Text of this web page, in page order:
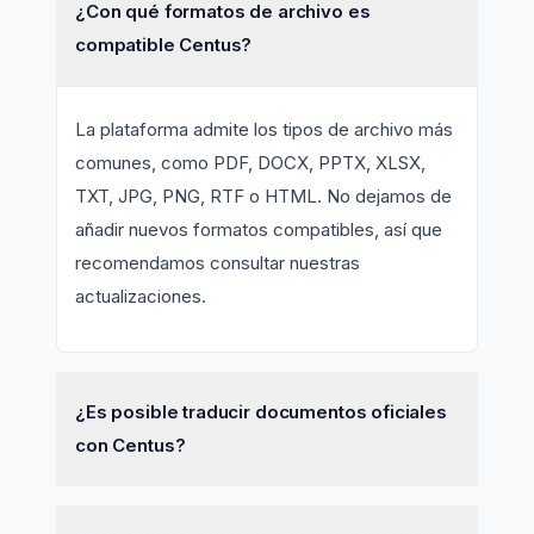
¿Con qué formatos de archivo es
compatible Centus?
La plataforma admite los tipos de archivo más
comunes, como PDF, DOCX, PPTX, XLSX,
TXT, JPG, PNG, RTF o HTML. No dejamos de
añadir nuevos formatos compatibles, así que
recomendamos consultar nuestras
actualizaciones.
¿Es posible traducir documentos oficiales
con Centus?